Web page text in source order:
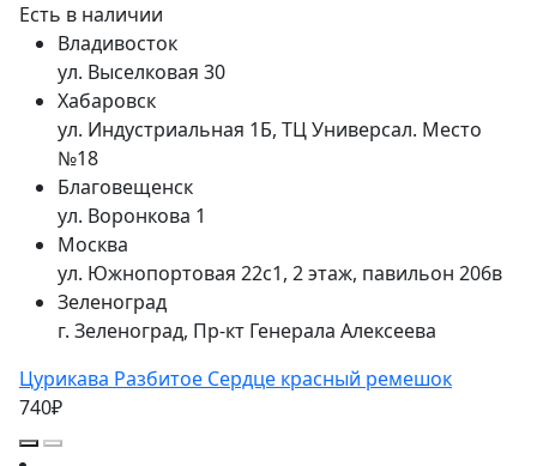
Есть в наличии
Владивосток
ул. Выселковая 30
Хабаровск
ул. Индустриальная 1Б, ТЦ Универсал. Место
№18
Благовещенск
ул. Воронкова 1
Москва
ул. Южнопортовая 22с1, 2 этаж, павильон 206в
Зеленоград
г. Зеленоград, Пр-кт Генерала Алексеева
Цурикава Разбитое Сердце красный ремешок
740₽